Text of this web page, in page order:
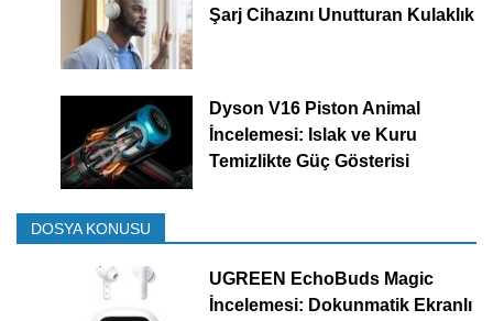
Şarj Cihazını Unutturan Kulaklık
Dyson V16 Piston Animal
İncelemesi: Islak ve Kuru
Temizlikte Güç Gösterisi
DOSYA KONUSU
UGREEN EchoBuds Magic
İncelemesi: Dokunmatik Ekranlı